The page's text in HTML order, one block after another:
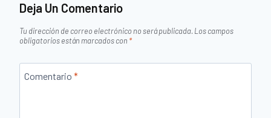
Deja Un Comentario
Tu dirección de correo electrónico no será publicada. Los campos
obligatorios están marcados con *
Comentario *